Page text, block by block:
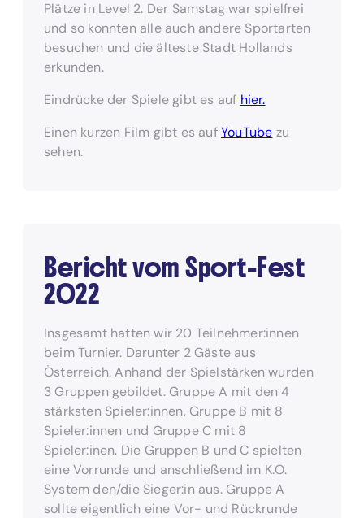
Plätze in Level 2. Der Samstag war spielfrei
und so konnten alle auch andere Sportarten
besuchen und die älteste Stadt Hollands
erkunden.
Eindrücke der Spiele gibt es auf hier.
Einen kurzen Film gibt es aufYouTube zu
sehen.
Bericht vom Sport-Fest
2022
Insgesamt hatten wir 20 Teilnehmer:innen
beim Turnier. Darunter 2 Gäste aus
Österreich. Anhand der Spielstärken wurden
3 Gruppen gebildet. Gruppe A mit den 4
stärksten Spieler:innen, Gruppe B mit 8
Spieler:innen und Gruppe C mit 8
Spieler:inen. Die Gruppen B und C spielten
eine Vorrunde und anschließend im K.O.
System den/die Sieger:in aus. Gruppe A
sollte eigentlich eine Vor- und Rückrunde